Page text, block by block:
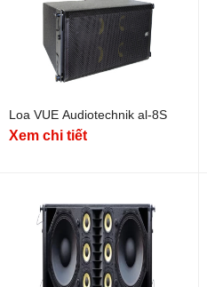
Loa VUE Audiotechnik al-8S
Xem chi tiết